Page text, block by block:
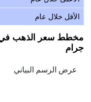
الأقل خلال عام
جرام
Feb 7, 2026 → Aug 7, 2026